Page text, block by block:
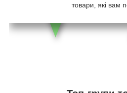
товари, які вам